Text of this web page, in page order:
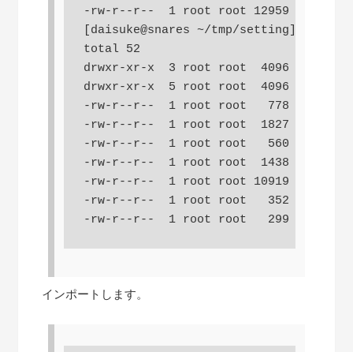
-rw-r--r--  1 root root 12959 May 10
[daisuke@snares ~/tmp/setting] $ ls
total 52
drwxr-xr-x  3 root root  4096 May 10
drwxr-xr-x  5 root root  4096 May 10
-rw-r--r--  1 root root   778 May 10
-rw-r--r--  1 root root  1827 May 10
-rw-r--r--  1 root root   560 May 10
-rw-r--r--  1 root root  1438 May 10
-rw-r--r--  1 root root 10919 May 10
-rw-r--r--  1 root root   352 May 10
-rw-r--r--  1 root root   299 May 10
インポートします。